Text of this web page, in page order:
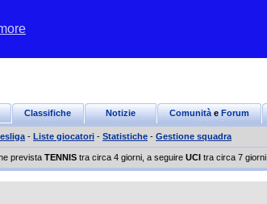
Classifiche Notizie Comunitàe Forum
- Liste giocatori - Statistiche - Gestione squadra
prevista TENNIS tra circa 4 giorni, a seguire UCI tra circa 7 giorni